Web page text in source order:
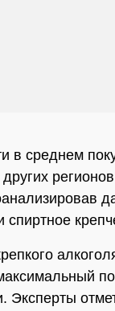
в среднем
спиртное
Эксперты